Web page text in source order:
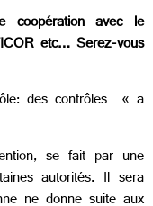
coopération avec le
etc… Serez-vous
des contrôles « a
se fait par une
autorités. Il sera